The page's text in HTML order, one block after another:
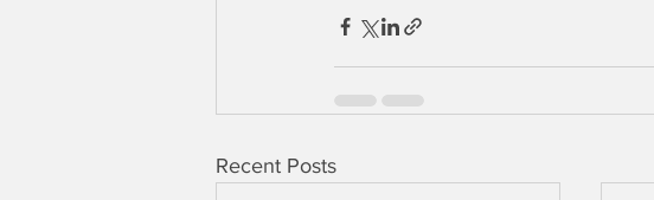
Recent Posts